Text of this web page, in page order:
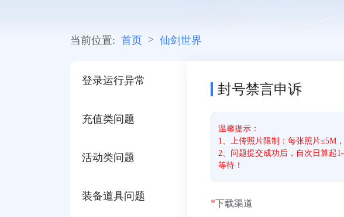
当前位置: 首页 > 仙剑世界
登录运行异常
充值类问题
活动类问题
装备道具问题
封号禁言申诉
温馨提示：
1、上传照片限制：每张照片≤5M
2、问题提交成功后，自次日算起
等待！
*下载渠道